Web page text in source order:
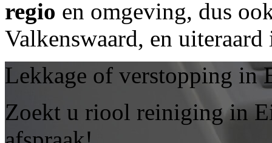
regio en omgeving, dus
Valkenswaard, en
Lekkage of verstopping in
Zoekt u riool reiniging in